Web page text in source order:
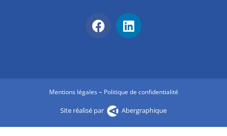
Mentions légales– Politique de confidentialité
Site réalisé par Abergraphique